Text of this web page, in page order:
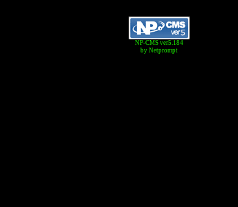
NP-CMS ver5.184
by Netprompt